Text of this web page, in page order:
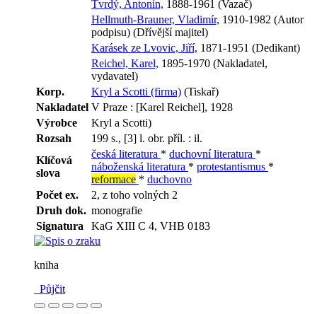
Tvrdý, Antonín, 1888-1961 (Vazač)
Hellmuth-Brauner, Vladimír, 1910-1982 (Autor
podpisu) (Dřívější majitel)
Karásek ze Lvovic, Jiří, 1871-1951 (Dedikant)
Reichel, Karel, 1895-1970 (Nakladatel,
vydavatel)
Korp.
Kryl a Scotti (firma) (Tiskař)
Nakladatel V Praze : [Karel Reichel], 1928
Výrobce
Kryl a Scotti)
Rozsah
199 s., [3] l. obr. příl. : il.
Klíčová
slova
česká literatura * duchovní literatura *
náboženská literatura * protestantismus *
reformace * duchovno
Počet ex.
2, z toho volných 2
Druh dok. monografie
Signatura
KaG XIII C 4, VHB 0183
kniha
Půjčit